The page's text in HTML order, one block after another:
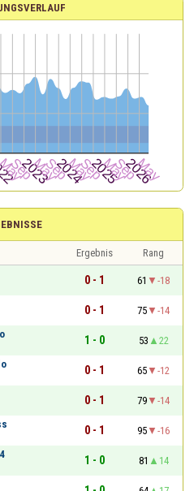
Ergebnis
Rang
0 - 1 61
-18
0 - 1 75
-14
1 - 0 53
22
0 - 1 65
-12
0 - 1 79
-14
0 - 1 95
-16
1 - 0 81
14